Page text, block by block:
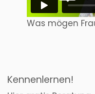
Was mögen
Kennenlernen!